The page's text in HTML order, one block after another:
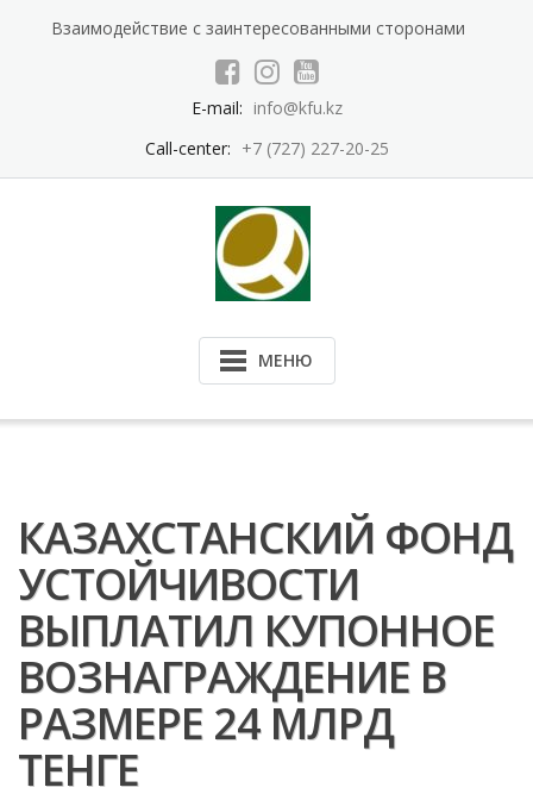
Взаимодействие с заинтересованными сторонами
E-mail: info@kfu.kz
Call-center: +7 (727) 227-20-25
МЕНЮ
КАЗАХСТАНСКИЙ ФОНД
УСТОЙЧИВОСТИ
ВЫПЛАТИЛ КУПОННОЕ
ВОЗНАГРАЖДЕНИЕ В
РАЗМЕРЕ 24 МЛРД
ТЕНГЕ